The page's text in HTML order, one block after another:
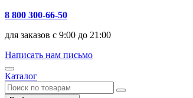
8 800 300-66-50
для заказов с 9:00 до 21:00
Написать нам письмо
Каталог